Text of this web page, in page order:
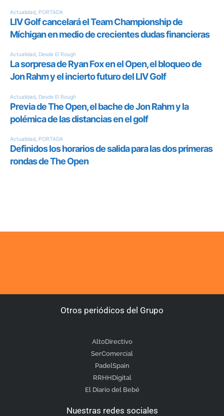
Otros periódicos del Grupo
AltoDirectivo
SerComercial
PadelSpain
RRHHDigital
El Diario del Bebé
Nuestras redes sociales